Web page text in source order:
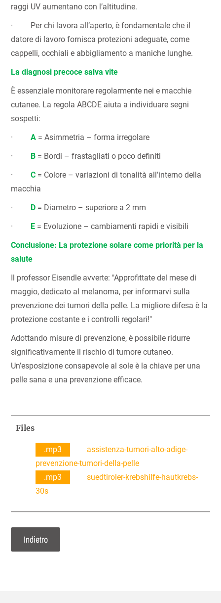
raggi UV aumentano con l’altitudine.
· Per chi lavora all’aperto, è fondamentale che il
datore di lavoro fornisca protezioni adeguate, come
cappelli, occhiali e abbigliamento a maniche lunghe.
La diagnosi precoce salva vite
È essenziale monitorare regolarmente nei e macchie
cutanee. La regola ABCDE aiuta a individuare segni
sospetti:
·
A = Asimmetria – forma irregolare
· B = Bordi – frastagliati o poco definiti
·C = Colore – variazioni di tonalità all’interno della
macchia
· D = Diametro – superiore a 2 mm
·
E = Evoluzione – cambiamenti rapidi e visibili
Conclusione: La protezione solare come priorità per la
salute
Il professor Eisendle avverte: "Approfittate del mese di
maggio, dedicato al melanoma, per informarvi sulla
prevenzione dei tumori della pelle. La migliore difesa è la
protezione costante e i controlli regolari!"
Adottando misure di prevenzione, è possibile ridurre
significativamente il rischio di tumore cutaneo.
Un’esposizione consapevole al sole è la chiave per una
pelle sana e una prevenzione efficace.
Files
.mp3
assistenza-tumori-alto-adige-
prevenzione-tumori-della-pelle
.mp3
suedtiroler-krebshilfe-hautkrebs-
30s
Indietro